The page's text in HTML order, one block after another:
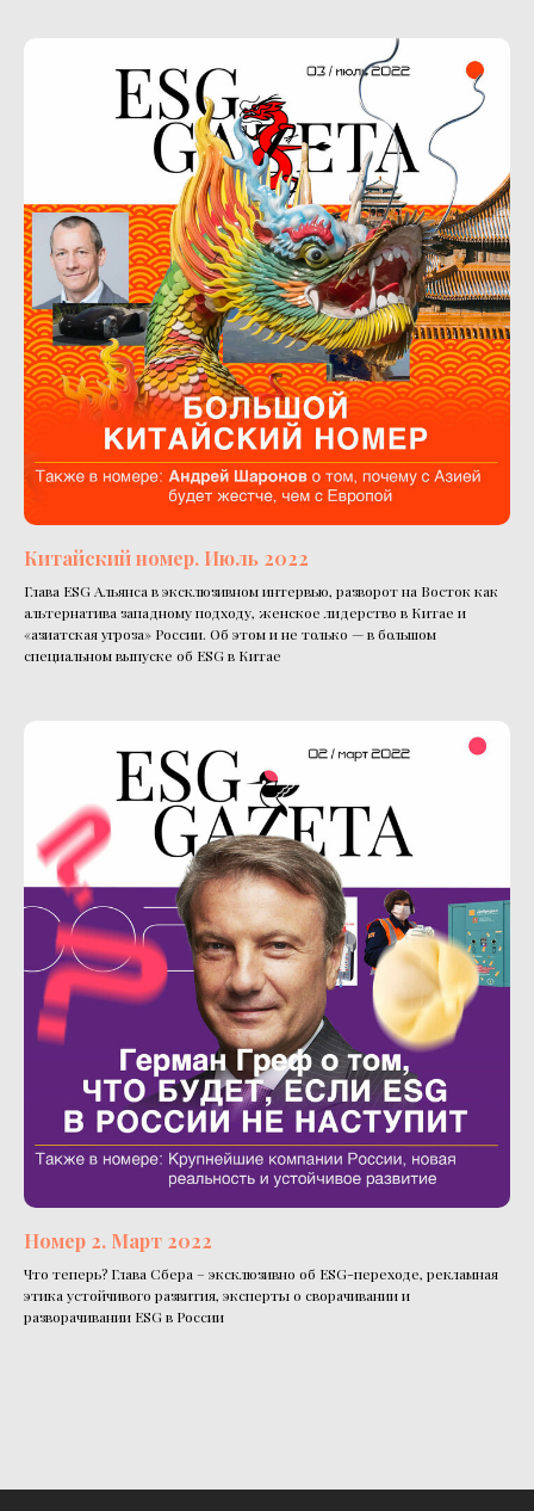
Китайский номер. Июль 2022
Глава ESG Альянса в эксклюзивном интервью, разворот на Восток как
альтернатива западному подходу, женское лидерство в Китае и
«азиатская угроза» России. Об этом и не только — в большом
специальном выпуске об ESG в Китае
Номер 2. Март 2022
Что теперь? Глава Сбера – эксклюзивно об ESG-переходе, рекламная
этика устойчивого развития, эксперты о сворачивании и
разворачивании ESG в России
https://esggazeta.ru/обязательна.
Настоящий ресурс может содержать
материалы 18+
Политика в отношении обработки
персональных данных и Положение о порядке
обработки персональных данных